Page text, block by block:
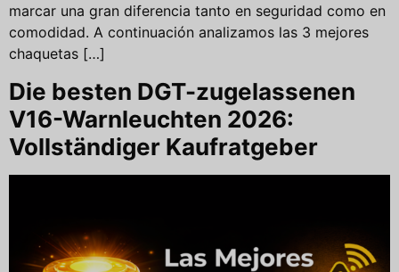
marcar una gran diferencia tanto en seguridad como en
comodidad. A continuación analizamos las 3 mejores
chaquetas […]
Die besten DGT-zugelassenen
V16-Warnleuchten 2026:
Vollständiger Kaufratgeber